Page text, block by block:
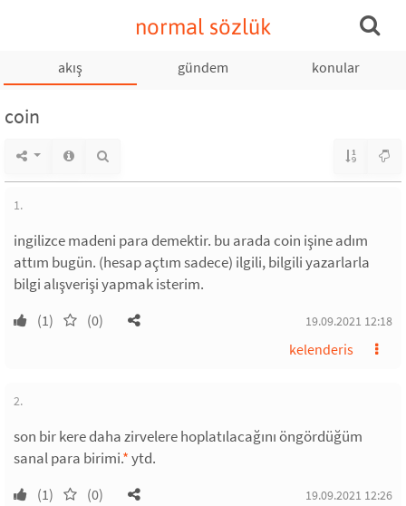
normal sözlük
akış gündem konular
coin
1.
ingilizce madeni para demektir. bu arada coin işine adım
attım bugün. (hesap açtım sadece) ilgili, bilgili yazarlarla
bilgi alışverişi yapmak isterim.
(1) (0) 19.09.2021 12:18
kelenderis
2.
son bir kere daha zirvelere hoplatılacağını öngördüğüm
sanal para birimi.*ytd.
(1) (0) 19.09.2021 12:26